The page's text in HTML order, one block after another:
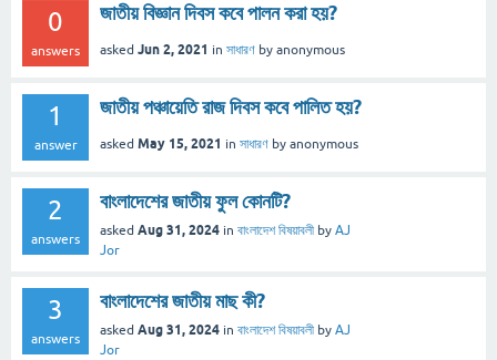
0
answers
জাতীয় বিজ্ঞান দিবস কবে পালন করা হয়?
asked Jun 2, 2021 in সাধারণ by anonymous
1
answer
জাতীয় পঞ্চায়েতি রাজ দিবস কবে পালিত হয়?
asked May 15, 2021 in সাধারণ by anonymous
2
answers
বাংলাদেশের জাতীয় ফুল কোনটি?
asked Aug 31, 2024 in বাংলাদেশ বিষয়াবলী by AJ
Jor
3
answers
বাংলাদেশের জাতীয় মাছ কী?
asked Aug 31, 2024 in বাংলাদেশ বিষয়াবলী by AJ
Jor